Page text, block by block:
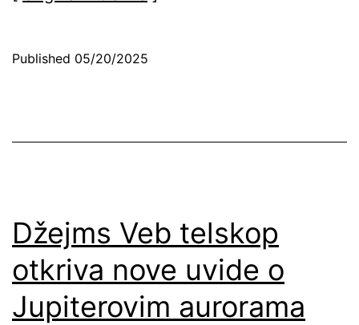
Published 05/20/2025
Džejms Veb telskop
otkriva nove uvide o
Jupiterovim aurorama